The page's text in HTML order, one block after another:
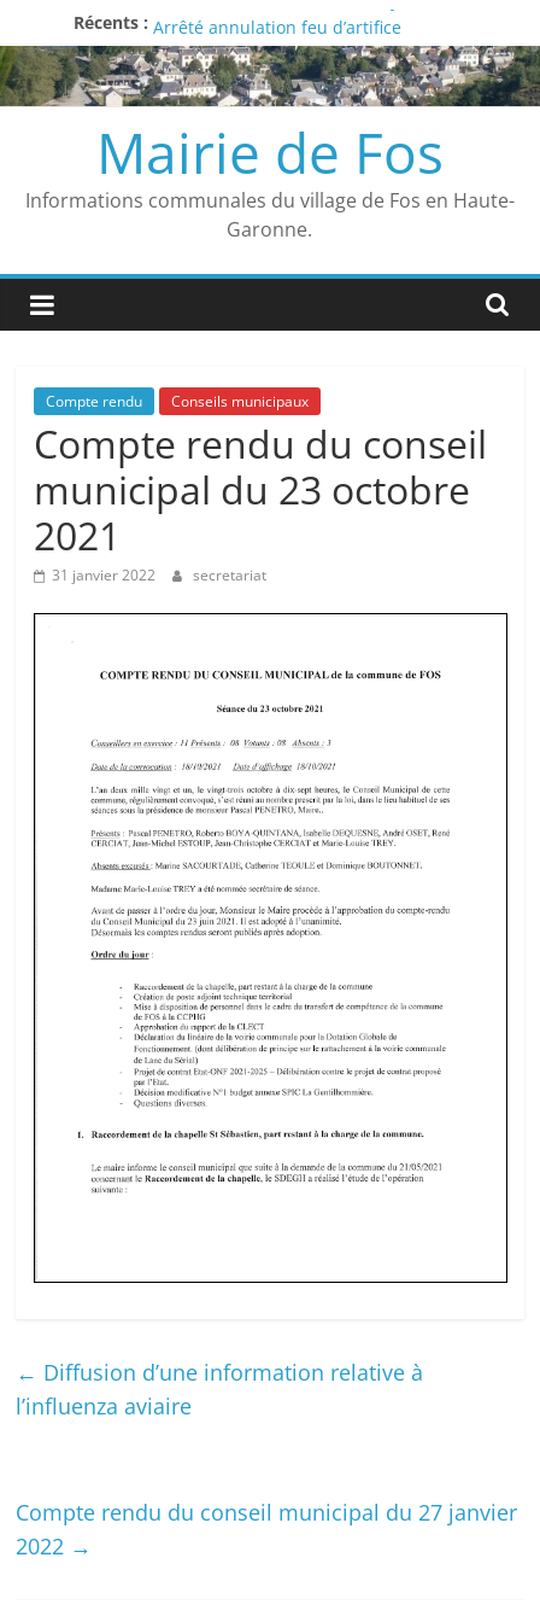
au
contenu
Récents : Arrêté annulation feu d’artifice
Avis
Vigilance ROUGE
Arrêté municipal
Mairie de Fos
Informations communales du village de Fos en Haute-
Garonne.
Compte rendu Conseils municipaux
Compte rendu du conseil
municipal du 23 octobre
2021
31 janvier 2022 secretariat
← Diffusion d’une information relative à
l’influenza aviaire
Compte rendu du conseil municipal du 27 janvier
2022 →